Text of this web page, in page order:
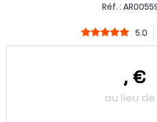
Réf. :
5.0
, €
au lieu de